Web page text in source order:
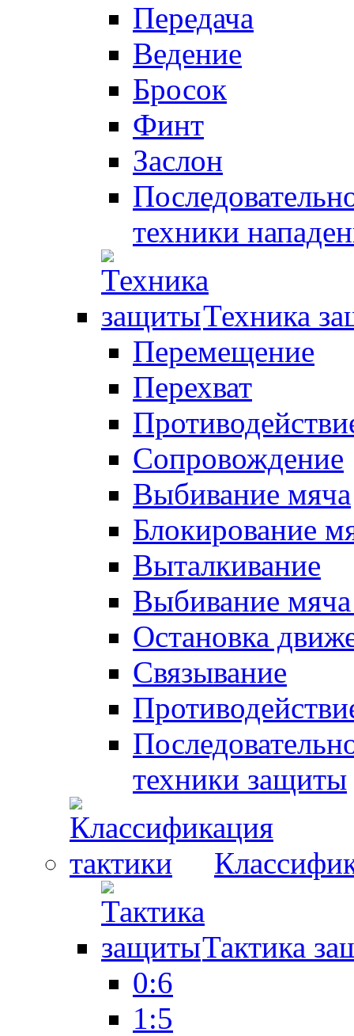
Передача
Ведение
Бросок
Финт
Заслон
техники
Техника
Перемещение
Перехват
Сопровождение
Выбивание мяча
Блокирование
Выталкивание
Выбивание
Остановка
Связывание
техники защиты
Тактика
0:6
1:5